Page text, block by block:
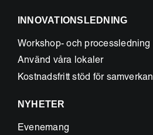
INNOVATIONSLEDNING
Workshop- och processledning
Använd våra lokaler
Kostnadsfritt stöd för samverkan
NYHETER
Evenemang